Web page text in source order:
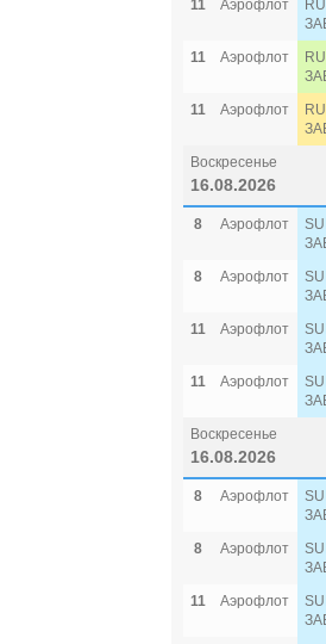
11 Аэрофлот
11
Аэрофлот
11
Аэрофлот
Воскресенье
16.08.2026
8 Аэрофлот
8
Аэрофлот
11
Аэрофлот
11
Аэрофлот
Воскресенье
16.08.2026
8 Аэрофлот
8
Аэрофлот
11
Аэрофлот